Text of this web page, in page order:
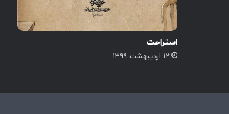
استراحت
۱۲ اردیبهشت ۱۳۹۹